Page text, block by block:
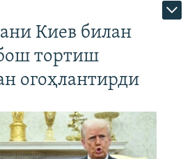
Киев билан
тортиш
огоҳлантирди